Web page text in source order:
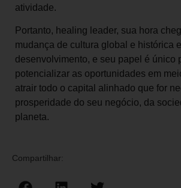
atividade.
Portanto, healing leader, sua hora
mudança de cultura global e histórica
desenvolvimento, e seu papel é único
potencializar as oportunidades em
atrair todo o capital alinhado que for
prosperidade do seu negócio, da
planeta.
Compartilhar: